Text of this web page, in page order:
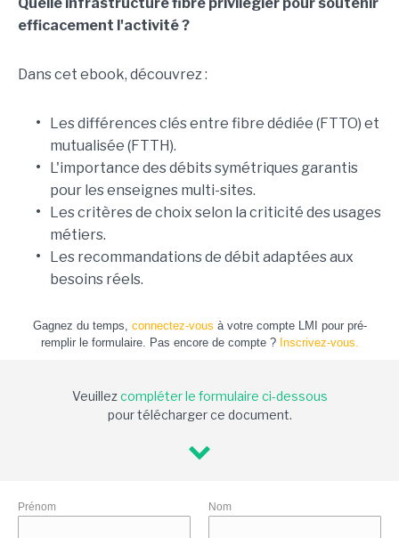
efficacement l'activité ?
Dans cet ebook, découvrez :
•
Les différences clés entre fibre dédiée (FTTO) et
mutualisée (FTTH).
•
L'importance des débits symétriques garantis
pour les enseignes multi-sites.
•
Les critères de choix selon la criticité des usages
métiers.
•
Les recommandations de débit adaptées aux
besoins réels.
Gagnez du temps, connectez-vous à votre compte LMI pour pré-
remplir le formulaire. Pas encore de compte ? Inscrivez-vous.
Veuillezcompléter le formulaire ci-dessous
pour télécharger ce document.
Prénom Nom